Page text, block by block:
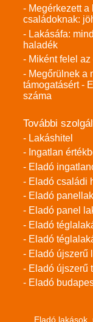
- Megérkezett
családoknak:
- Lakásáfa:
haladék
- Miként felel
- Megőrülnek a
támogatásért -
száma
További
- Lakáshitel
- Ingatlan
- Eladó
- Eladó családi
- Eladó
- Eladó panel
- Eladó
- Eladó
- Eladó újszerű
- Eladó újszerű
- Eladó
Eladó lakások,